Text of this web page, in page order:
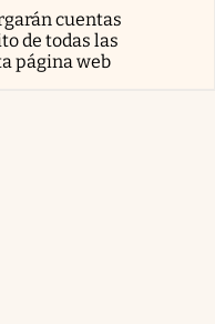
cuentas
de todas las
página web